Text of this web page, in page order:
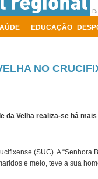
EDUCAÇÃO
NO
da Velha realiza-se há
(SUC). A “Senhora
e meio, teve a sua